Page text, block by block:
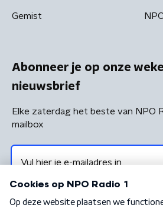
Gemist
Abonneer je op onze
nieuwsbrief
Elke zaterdag het beste van NPO
mailbox